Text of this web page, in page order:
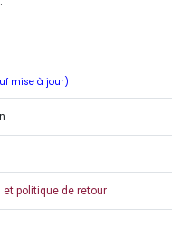
mise à jour)
politique de retour